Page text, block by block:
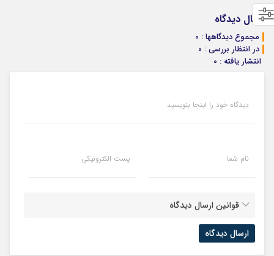
بفروش*فقط
خریدار واقعی*
ارسال دیدگاه
مجموع دیدگاهها : 0
در انتظار بررسی : 0
انتشار یافته : 0
دیدگاه خود را اینجا بنویسید
نام شما پست الکترونیکی
قوانین ارسال دیدگاه